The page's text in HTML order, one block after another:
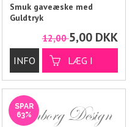
Smuk gaveæske med
Guldtryk
12,005,00 DKK
SPAR
63%